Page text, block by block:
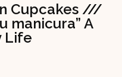
Cupcakes ///
manicura” A
Life